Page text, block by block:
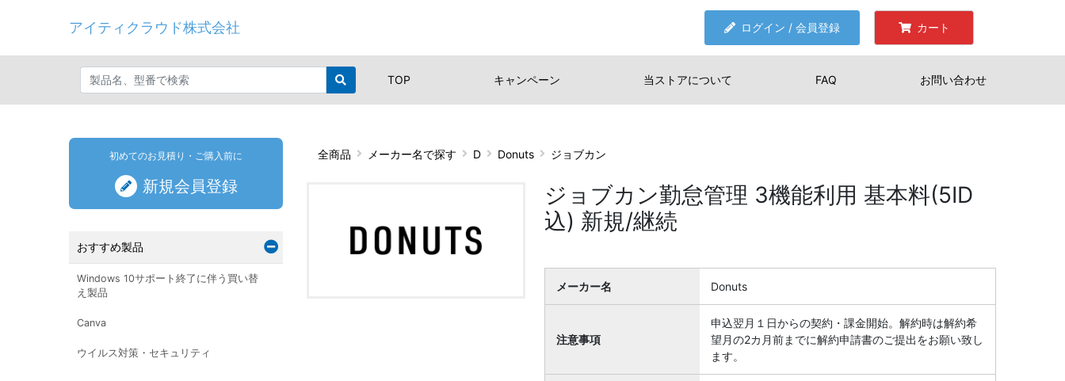
アイティクラウド株式会社 ログイン / 会員登録 カート
TOP キャンペーン 当ストアについて FAQ お問い合わせ
全商品 メーカー名で探す D Donuts ジョブカン
ジョブカン勤怠管理 3機能利用 基本料(5ID
込) 新規/継続
メーカー名 Donuts
注意事項
申込翌月１日からの契約・課金開始。解約時は解約希
望月の2カ月前までに解約申請書のご提出をお願い致し
ます。
初めてのお見積り・ご購入前に
新規会員登録
おすすめ製品
Windows 10サポート終了に伴う買い替
え製品
Canva
ウイルス対策・セキュリティ